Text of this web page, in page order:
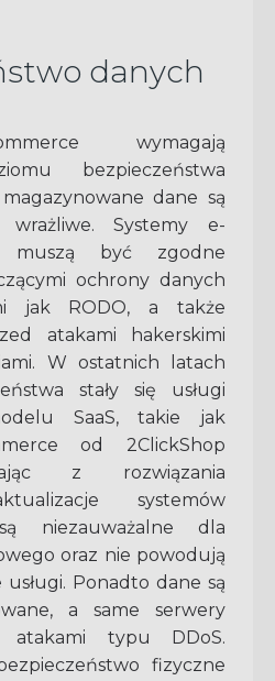
danych
wymagają
bezpieczeństwa
dane są
Systemy e-
muszą być zgodne
ochrony danych
jak RODO, a także
atakami hakerskimi
W ostatnich latach
stały się usługi
SaaS, takie jak
od 2ClickShop
z rozwiązania
systemów
niezauważalne dla
oraz nie powodują
Ponadto dane są
a same serwery
atakami typu DDoS.
fizyczne